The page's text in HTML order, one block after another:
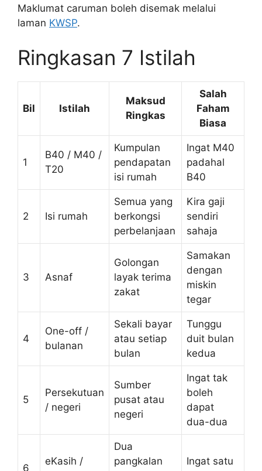
Maklumat caruman boleh disemak melalui
laman KWSP.
Ringkasan 7 Istilah
Bil Istilah
Maksud
Ringkas
Salah
Faham
Biasa
1
B40 / M40 /
T20
Kumpulan
pendapatan
isi rumah
Ingat M40
padahal
B40
2 Isi rumah
Semua yang
berkongsi
perbelanjaan
Kira gaji
sendiri
sahaja
3 Asnaf
Golongan
layak terima
zakat
Samakan
dengan
miskin
tegar
4
One-off /
bulanan
Sekali bayar
atau setiap
bulan
Tunggu
duit bulan
kedua
5
Persekutuan
/ negeri
Sumber
pusat atau
negeri
Ingat tak
boleh
dapat
dua-dua
6
eKasih /
Dua
pangkalan
Ingat satu